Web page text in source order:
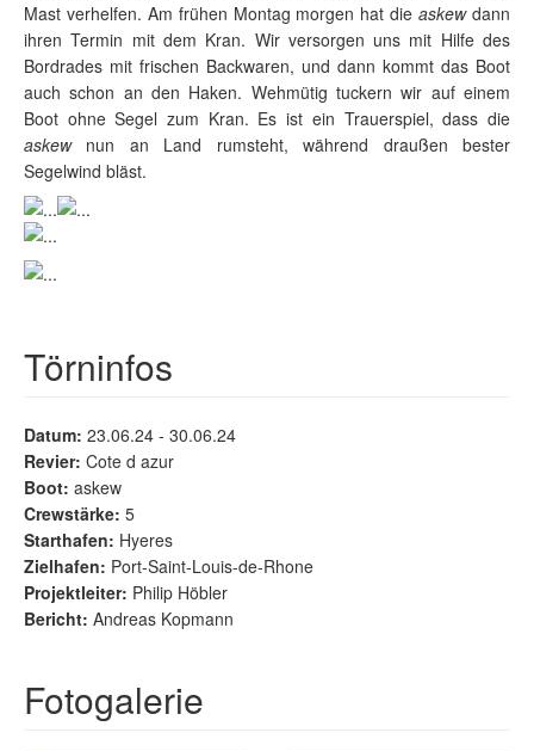
Mast verhelfen. Am frühen Montag morgen hat dieaskewdann
ihren Termin mit dem Kran. Wir versorgen uns mit Hilfe des
Bordrades mit frischen Backwaren, und dann kommt das Boot
auch schon an den Haken. Wehmütig tuckern wir auf einem
Boot ohne Segel zum Kran. Es ist ein Trauerspiel, dass die
askew nun an Land rumsteht, während draußen bester
Segelwind bläst.
Törninfos
Datum: 23.06.24 - 30.06.24
Revier: Cote d azur
Boot: askew
Crewstärke: 5
Starthafen: Hyeres
Zielhafen: Port-Saint-Louis-de-Rhone
Projektleiter: Philip Höbler
Bericht: Andreas Kopmann
Fotogalerie